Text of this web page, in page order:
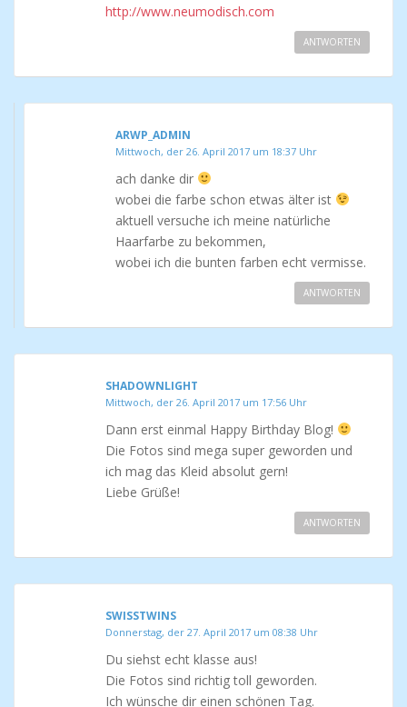
http://www.neumodisch.com
ANTWORTEN
ARWP_ADMIN
Mittwoch, der 26. April 2017 um 18:37 Uhr
ach danke dir
wobei die farbe schon etwas älter ist
aktuell versuche ich meine natürliche
Haarfarbe zu bekommen,
wobei ich die bunten farben echt vermisse.
ANTWORTEN
SHADOWNLIGHT
Mittwoch, der 26. April 2017 um 17:56 Uhr
Dann erst einmal Happy Birthday Blog!
Die Fotos sind mega super geworden und
ich mag das Kleid absolut gern!
Liebe Grüße!
ANTWORTEN
SWISSTWINS
Donnerstag, der 27. April 2017 um 08:38 Uhr
Du siehst echt klasse aus!
Die Fotos sind richtig toll geworden.
Ich wünsche dir einen schönen Tag.